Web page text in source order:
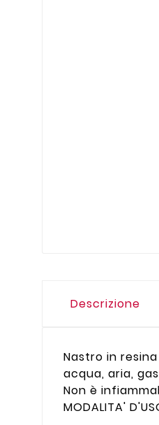
Descrizione
Nastro in
acqua, aria,
Non è
MODALITA'